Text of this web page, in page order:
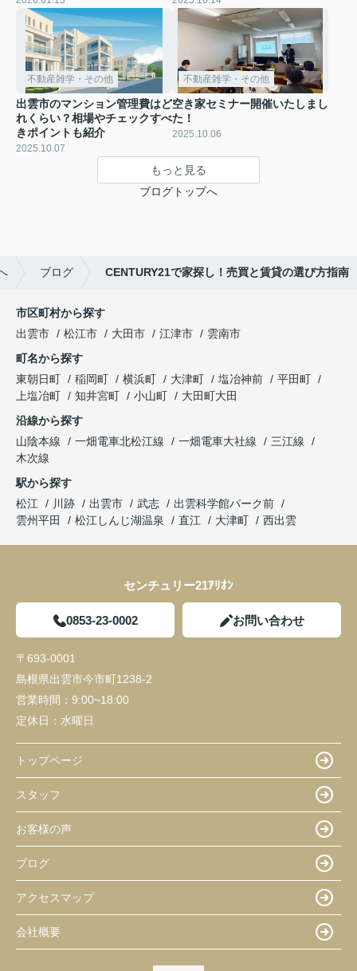
不動産雑学・その他
出雲市のマンション管理費はど
れくらい？相場やチェックすべ
きポイントも紹介
2025.10.07
不動産雑学・その他
空き家セミナー開催いたしまし
た！
2025.10.06
もっと見る
ブログトップへ
ブログ CENTURY21で家探し！売買と賃貸の選び方指南
市区町村から探す
出雲市
松江市 大田市 江津市
雲南市
町名から探す
東朝日町
稲岡町 横浜町 大津町 塩冶神前
平田町
上塩冶町
知井宮町 小山町
大田町大田
沿線から探す
山陰本線
一畑電車北松江線 一畑電車大社線
三江線
木次線
駅から探す
松江
川跡 出雲市 武志
出雲科学館パーク前
雲州平田
松江しんじ湖温泉 直江 大津町 西出雲
センチュリー21ｱﾘｵﾝ
0853-23-0002 お問い合わせ
〒693-0001
島根県出雲市今市町1238-2
営業時間： 9:00~18:00
定休日： 水曜日
トップページ
スタッフ
お客様の声
ブログ
アクセスマップ
会社概要